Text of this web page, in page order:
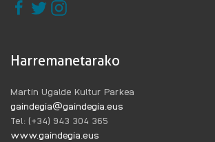
Harremanetarako
Martin Ugalde Kultur Parkea
gaindegia@gaindegia.eus
Tel: (+34) 943 304 365
www.gaindegia.eus